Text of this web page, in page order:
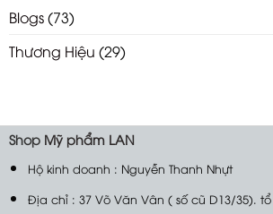
Blogs(73)
Thương Hiệu (29)
Shop Mỹ phẩm LAN
Hộ kinh doanh : Nguyễn Thanh Nhựt
Địa chỉ : 37 Võ Văn Vân ( số cũ D13/35).